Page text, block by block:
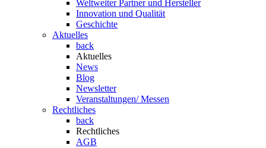
Weltweiter Partner und Hersteller
Innovation und Qualität
Geschichte
Aktuelles
back
Aktuelles
News
Blog
Newsletter
Veranstaltungen/ Messen
Rechtliches
back
Rechtliches
AGB